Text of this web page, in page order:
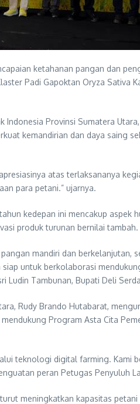
ketahanan pangan dan
Padi Gapoktan Oryza Sativa
Provinsi Sumatera
kemandirian dan daya saing
atas terlaksananya
para petani.” ujarnya.
kedepan ini mencakup
produk turunan bernilai tambah.
mandiri dan
untuk berkolaborasi
Ludin Tambunan, Bupati Deli
Rudy Brando Hutabarat,
Program Asta Cita
teknologi digital farming. Kami
peran Petugas Penyuluh
meningkatkan kapasitas